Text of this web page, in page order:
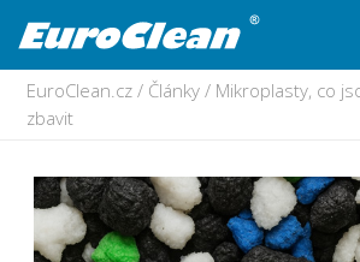
EuroClean.cz / Články / Mikroplasty, co
zbavit